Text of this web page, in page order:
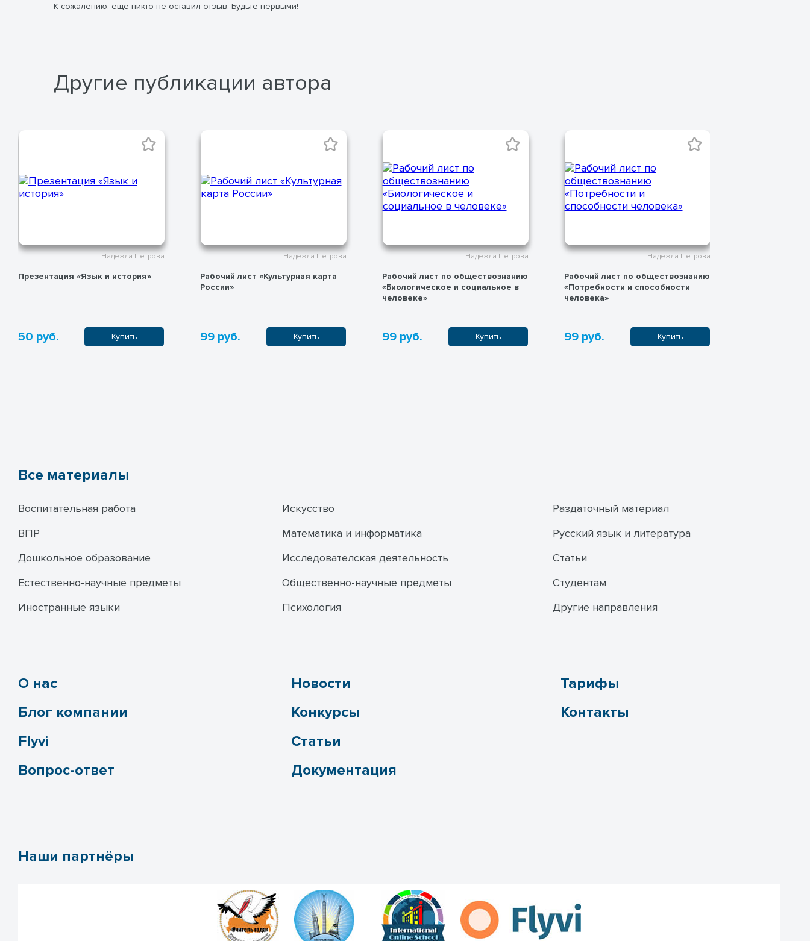
К сожалению, еще никто не оставил отзыв. Будьте первыми!
Другие публикации автора
Надежда Петрова
Презентация «Язык и история»
50 руб. Купить
Надежда Петрова
Рабочий лист «Культурная карта
России»
99 руб. Купить
Надежда Петрова
Рабочий лист по обществознанию
«Биологическое и социальное в
человеке»
99 руб. Купить
Надежда Петрова
Рабочий лист по обществознанию
«Потребности и способности
человека»
99 руб. Купить
Все материалы
Воспитательная работа
ВПР
Дошкольное образование
Естественно-научные предметы
Иностранные языки
Искусство
Математика и информатика
Исследователская деятельность
Общественно-научные предметы
Психология
Раздаточный материал
Русский язык и литература
Статьи
Студентам
Другие направления
О нас
Блог компании
Flyvi
Вопрос-ответ
Новости
Конкурсы
Статьи
Документация
Тарифы
Контакты
Наши партнёры